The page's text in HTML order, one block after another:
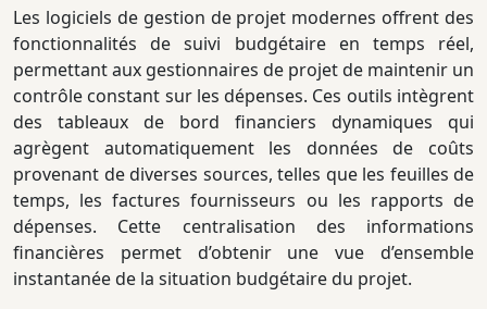
Les logiciels de gestion de projet modernes offrent des
fonctionnalités de suivi budgétaire en temps réel,
permettant aux gestionnaires de projet de maintenir un
contrôle constant sur les dépenses. Ces outils intègrent
des tableaux de bord financiers dynamiques qui
agrègent automatiquement les données de coûts
provenant de diverses sources, telles que les feuilles de
temps, les factures fournisseurs ou les rapports de
dépenses. Cette centralisation des informations
financières permet d’obtenir une vue d’ensemble
instantanée de la situation budgétaire du projet.